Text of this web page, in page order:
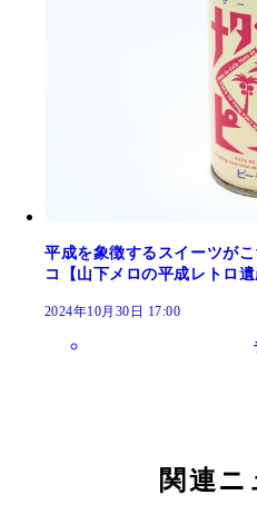
平成を象徴するスイーツが
コ【山下メロの平成レトロ遺
2024年10月30日 17:00
関連ニ